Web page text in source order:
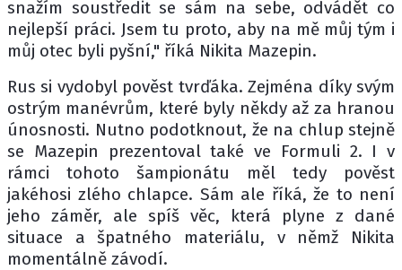
snažím soustředit se sám na sebe, odvádět co
nejlepší práci. Jsem tu proto, aby na mě můj tým i
můj otec byli pyšní," říká Nikita Mazepin.
Rus si vydobyl pověst tvrďáka. Zejména díky svým
ostrým manévrům, které byly někdy až za hranou
únosnosti. Nutno podotknout, že na chlup stejně
se Mazepin prezentoval také ve Formuli 2. I v
rámci tohoto šampionátu měl tedy pověst
jakéhosi zlého chlapce. Sám ale říká, že to není
jeho záměr, ale spíš věc, která plyne z dané
situace a špatného materiálu, v němž Nikita
momentálně závodí.